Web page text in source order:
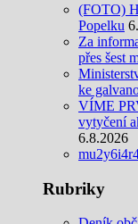
(FOTO)
Popelku
Za
přes šest
ke
VÍME
vytyčení
6.8.2026
Rubriky